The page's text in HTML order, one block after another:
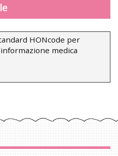
HONcode per
medica